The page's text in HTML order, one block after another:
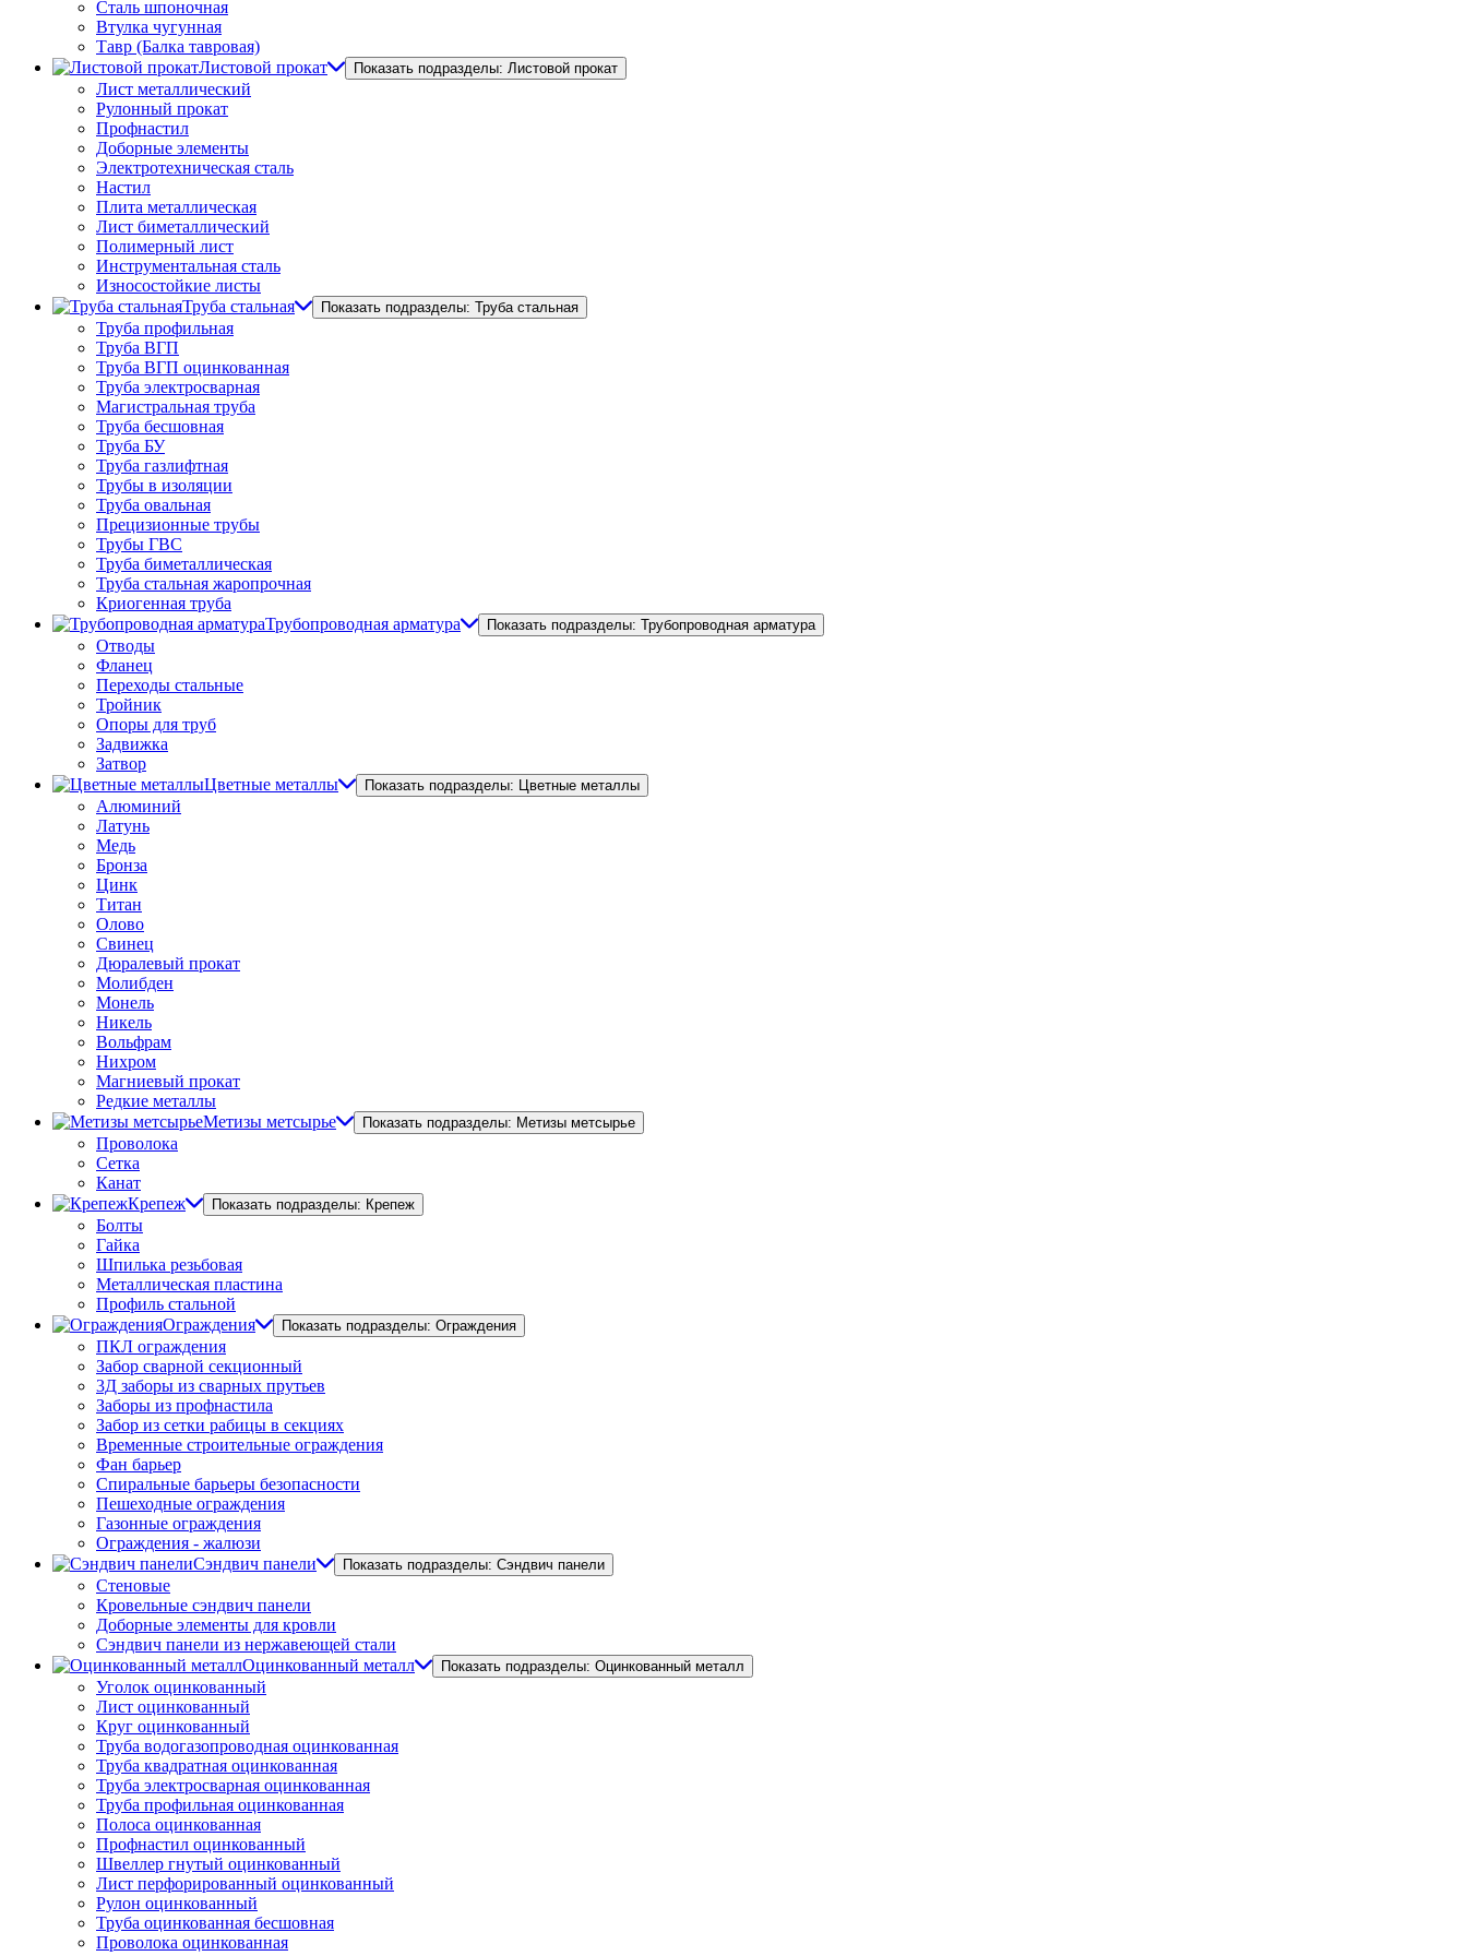
Сталь шпоночная
Втулка чугунная
Тавр (Балка тавровая)
Листовой прокат
Показать подразделы: Листовой прокат
Лист металлический
Рулонный прокат
Профнастил
Доборные элементы
Электротехническая сталь
Настил
Плита металлическая
Лист биметаллический
Полимерный лист
Инструментальная сталь
Износостойкие листы
Труба стальная
Показать подразделы: Труба стальная
Труба профильная
Труба ВГП
Труба ВГП оцинкованная
Труба электросварная
Магистральная труба
Труба бесшовная
Труба БУ
Труба газлифтная
Трубы в изоляции
Труба овальная
Прецизионные трубы
Трубы ГВС
Труба биметаллическая
Труба стальная жаропрочная
Криогенная труба
Трубопроводная арматура
Показать подразделы: Трубопроводная арматура
Отводы
Фланец
Переходы стальные
Тройник
Опоры для труб
Задвижка
Затвор
Цветные металлы
Показать подразделы: Цветные металлы
Алюминий
Латунь
Медь
Бронза
Цинк
Титан
Олово
Свинец
Дюралевый прокат
Молибден
Монель
Никель
Вольфрам
Нихром
Магниевый прокат
Редкие металлы
Метизы метсырье
Показать подразделы: Метизы метсырье
Проволока
Сетка
Канат
Крепеж
Показать подразделы: Крепеж
Болты
Гайка
Шпилька резьбовая
Металлическая пластина
Профиль стальной
Ограждения
Показать подразделы: Ограждения
ПКЛ ограждения
Забор сварной секционный
3Д заборы из сварных прутьев
Заборы из профнастила
Забор из сетки рабицы в секциях
Временные строительные ограждения
Фан барьер
Спиральные барьеры безопасности
Пешеходные ограждения
Газонные ограждения
Ограждения - жалюзи
Сэндвич панели
Показать подразделы: Сэндвич панели
Стеновые
Кровельные сэндвич панели
Доборные элементы для кровли
Сэндвич панели из нержавеющей стали
Оцинкованный металл
Показать подразделы: Оцинкованный металл
Уголок оцинкованный
Лист оцинкованный
Круг оцинкованный
Труба водогазопроводная оцинкованная
Труба квадратная оцинкованная
Труба электросварная оцинкованная
Труба профильная оцинкованная
Полоса оцинкованная
Профнастил оцинкованный
Швеллер гнутый оцинкованный
Лист перфорированный оцинкованный
Рулон оцинкованный
Труба оцинкованная бесшовная
Проволока оцинкованная